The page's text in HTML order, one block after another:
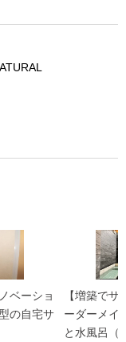
ベーショ
の自宅サ
【増築で
ーダーメイ
と水風呂（